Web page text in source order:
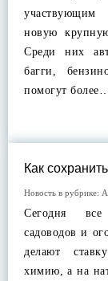
новую
Среди них
багги,
помогут
Как
Новость в рубрике:
Сегодня
садоводов и
делают
химию, а на